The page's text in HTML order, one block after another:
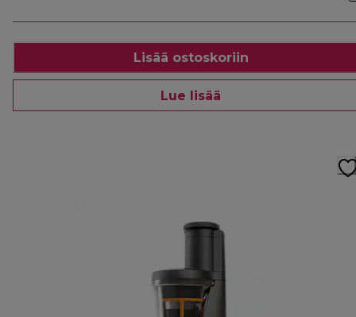
Lisää ostoskoriin
Lue lisää